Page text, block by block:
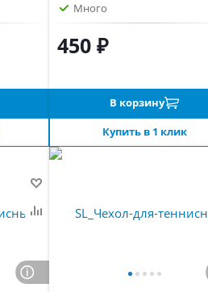
Много
450 ₽
В корзину
Купить в 1 клик